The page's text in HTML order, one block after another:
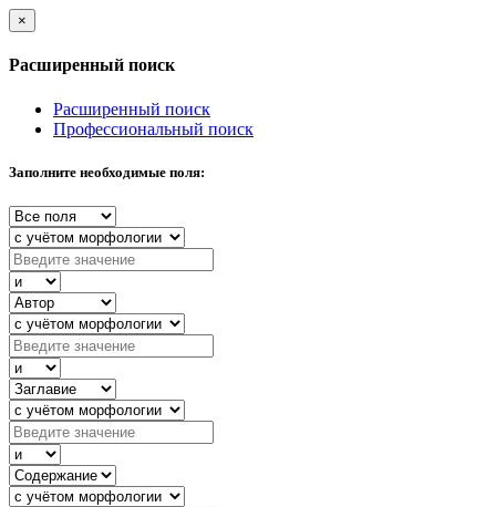
×
Расширенный поиск
Расширенный поиск
Профессиональный поиск
Заполните необходимые поля: